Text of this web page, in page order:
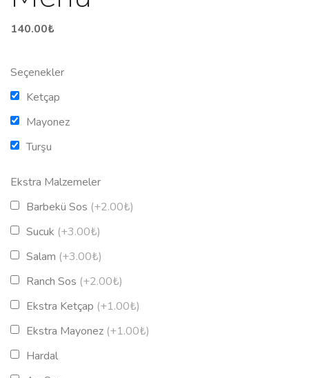
140.00₺
Seçenekler
Ketçap
Mayonez
Turşu
Ekstra Malzemeler
Barbekü Sos (+2.00₺)
Sucuk (+3.00₺)
Salam (+3.00₺)
Ranch Sos (+2.00₺)
Ekstra Ketçap (+1.00₺)
Ekstra Mayonez (+1.00₺)
Hardal